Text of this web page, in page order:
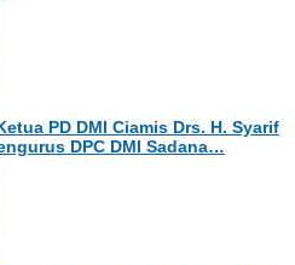
PD DMI Ciamis Drs. H. Syarif
DPC DMI Sadana…